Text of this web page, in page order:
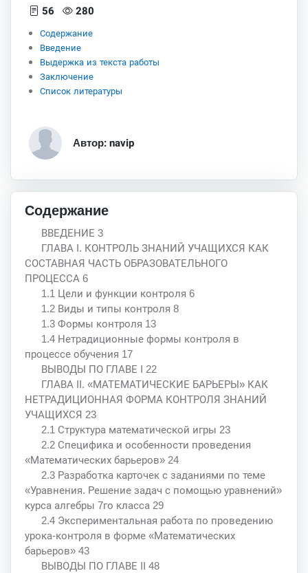
56 280
Содержание
Введение
Выдержка из текста работы
Заключение
Список литературы
Автор: navip
Содержание
ВВЕДЕНИЕ 3
ГЛАВА I. КОНТРОЛЬ ЗНАНИЙ УЧАЩИХСЯ КАК
СОСТАВНАЯ ЧАСТЬ ОБРАЗОВАТЕЛЬНОГО
ПРОЦЕССА 6
1.1 Цели и функции контроля 6
1.2 Виды и типы контроля 8
1.3 Формы контроля 13
1.4 Нетрадиционные формы контроля в
процессе обучения 17
ВЫВОДЫ ПО ГЛАВЕ I 22
ГЛАВА II. «МАТЕМАТИЧЕСКИЕ БАРЬЕРЫ» КАК
НЕТРАДИЦИОННАЯ ФОРМА КОНТРОЛЯ ЗНАНИЙ
УЧАЩИХСЯ 23
2.1 Структура математической игры 23
2.2 Специфика и особенности проведения
«Математических барьеров» 24
2.3 Разработка карточек с заданиями по теме
«Уравнения. Решение задач с помощью уравнений»
курса алгебры 7го класса 29
2.4 Экспериментальная работа по проведению
урока-контроля в форме «Математических
барьеров» 43
ВЫВОДЫ ПО ГЛАВЕ II 48